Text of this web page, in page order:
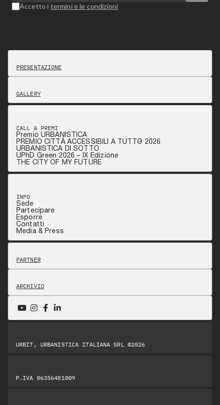
Accetto i termini e le condizioni
PRESENTAZIONE
GALLERY
CALL & PREMI
Premio URBANISTICA
PREMIO CITTÀ ACCESSIBILI A TUTTƏ 2026
URBANISTICA DI SOTTO
UPhD Green 2026 – IX Edizione
THE CITY OF MY FUTURE
INFO
Sede
Partecipare
Esporre
Contatti
Media & Press
PARTNER
ARCHIVIO
URBIT, URBANISTICA ITALIANA SRL ©2026
P.IVA 06356481009